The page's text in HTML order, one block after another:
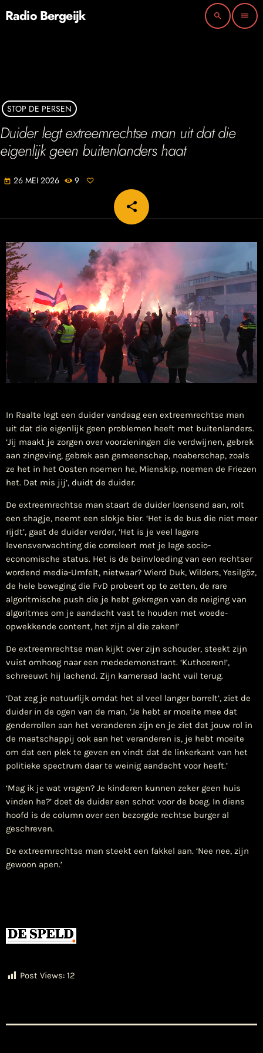
Radio Bergeijk search menu
STOP DE PERSEN
Duider legt extreemrechtse man uit dat die
eigenlijk geen buitenlanders haat
today 26 MEI 2026 9
share
email
​In Raalte legt een duider vandaag een extreemrechtse man
uit dat die eigenlijk geen problemen heeft met buitenlanders.
‘Jij maakt je zorgen over voorzieningen die verdwijnen, gebrek
aan zingeving, gebrek aan gemeenschap, noaberschap, zoals
ze het in het Oosten noemen he, Mienskip, noemen de Friezen
het. Dat mis jij’, duidt de duider.
De extreemrechtse man staart de duider loensend aan, rolt
een shagje, neemt een slokje bier. ‘Het is de bus die niet meer
rijdt’, gaat de duider verder, ‘Het is je veel lagere
levensverwachting die correleert met je lage socio-
economische status. Het is de beïnvloeding van een rechtser
wordend media-Umfelt, nietwaar? Wierd Duk, Wilders, Yesilgöz,
de hele beweging die FvD probeert op te zetten, de rare
algoritmische push die je hebt gekregen van de neiging van
algoritmes om je aandacht vast te houden met woede-
opwekkende content, het zijn al die zaken!’
De extreemrechtse man kijkt over zijn schouder, steekt zijn
vuist omhoog naar een mededemonstrant. ‘Kuthoeren!’,
schreeuwt hij lachend. Zijn kameraad lacht vuil terug.
‘Dat zeg je natuurlijk omdat het al veel langer borrelt’, ziet de
duider in de ogen van de man. ‘Je hebt er moeite mee dat
genderrollen aan het veranderen zijn en je ziet dat jouw rol in
de maatschappij ook aan het veranderen is, je hebt moeite
om dat een plek te geven en vindt dat de linkerkant van het
politieke spectrum daar te weinig aandacht voor heeft.’
‘Mag ik je wat vragen? Je kinderen kunnen zeker geen huis
vinden he?’ doet de duider een schot voor de boeg. In diens
hoofd is de column over een bezorgde rechtse burger al
geschreven.
De extreemrechtse man steekt een fakkel aan. ‘Nee nee, zijn
gewoon apen.’
Post Views: 12